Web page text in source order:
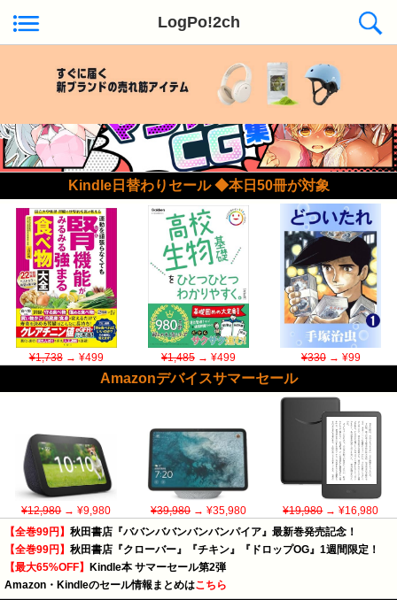
LogPo!2ch
Kindle日替わりセール ◆本日50冊が対象
¥1,738→ ¥499 ¥1,485→ ¥499 ¥330→ ¥99
Amazonデバイスサマーセール
¥12,980→ ¥9,980 ¥39,980→ ¥35,980 ¥19,980→ ¥16,980
【全巻99円】 秋田書店『ババンババンバンバンパイア』最新巻発売記念！
【全巻99円】 秋田書店『クローバー』『チキン』『ドロップOG』1週間限定！
【最大65%OFF】
Kindle本 サマーセール第2弾
Amazon・Kindleのセール情報まとめはこちら